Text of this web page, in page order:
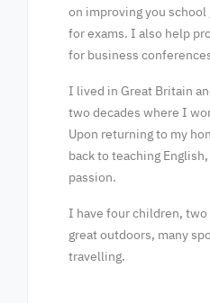
on improving you school
for exams. I also help
for business
I lived in Great Britain
two decades where I
Upon returning to my
back to teaching
passion.
I have four children,
great outdoors, many
travelling.